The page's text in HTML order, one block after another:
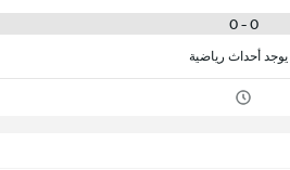
0 - 0
يوجد أحداث رياضية